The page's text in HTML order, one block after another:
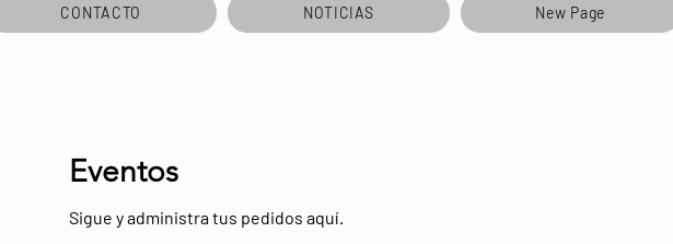
CONTACTO NOTICIAS New Page
Eventos
Sigue y administra tus pedidos aquí.